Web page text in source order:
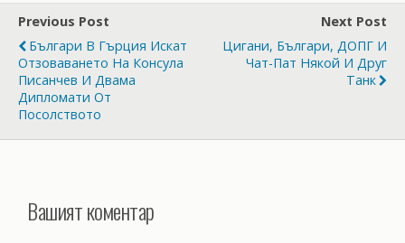
Previous Post
Българи В Гърция Искат
Отзоваването На Консула
Писанчев И Двама
Дипломати От
Посолството
Next Post
Цигани, Българи, ДОПГ И
Чат-Пат Някой И Друг
Танк
Вашият коментар